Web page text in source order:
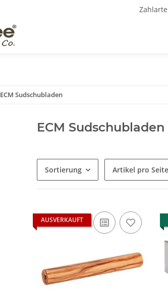
ECM Sudschubladen
ECM Sudschubladen
Sortierung Artikel pro Seite
AUSVERKAUFT